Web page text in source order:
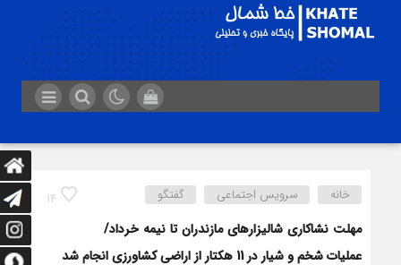
14 خانه سرویس اجتماعی گفتگو
مهلت نشاکاری شالیزارهای مازندران تا نیمه خرداد/
عملیات شخم و شیار در 11 هکتار از اراضی کشاورزی انجام شد